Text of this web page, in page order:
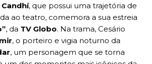
, que possui uma trajetória de
ao teatro, comemora a sua estreia
, da TV Globo. Na trama, Cesário
, o porteiro e vigia noturno da
, um personagem que se torna